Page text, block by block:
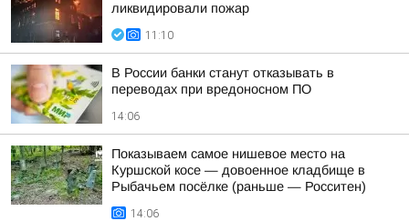
ликвидировали пожар
11:10
В России банки станут отказывать в
переводах при вредоносном ПО
14:06
Показываем самое нишевое место на
Куршской косе — довоенное кладбище в
Рыбачьем посёлке (раньше — Росситен)
14:06